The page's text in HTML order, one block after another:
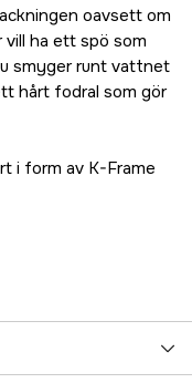
oavsett om
vill ha ett spö som
smyger runt vattnet
hårt fodral som gör
i form av K-Frame